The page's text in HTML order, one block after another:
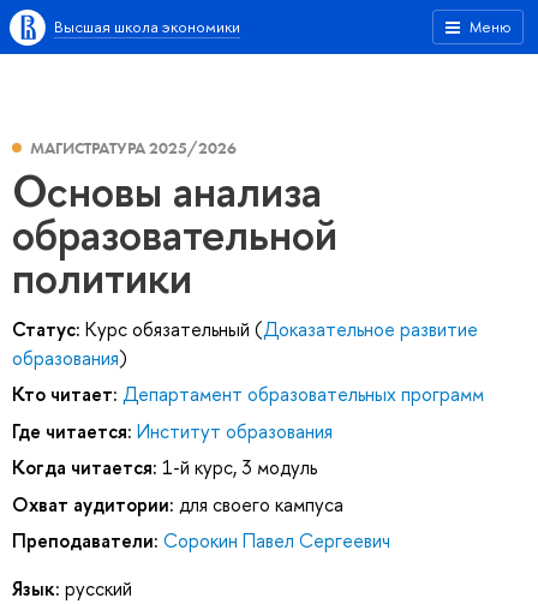
Меню
Высшая школа экономики
МАГИСТРАТУРА 2025/2026
Основы анализа
образовательной
политики
Статус: Курс обязательный (Доказательное развитие
образования)
Кто читает: Департамент образовательных программ
Где читается: Институт образования
Когда читается: 1-й курс, 3 модуль
Охват аудитории: для своего кампуса
Преподаватели: Сорокин Павел Сергеевич
Язык: русский